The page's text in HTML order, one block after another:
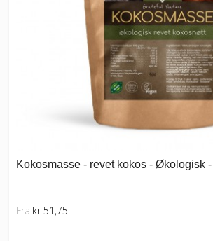
Kokosmasse - revet kokos - Økologisk
Fra kr 51,75